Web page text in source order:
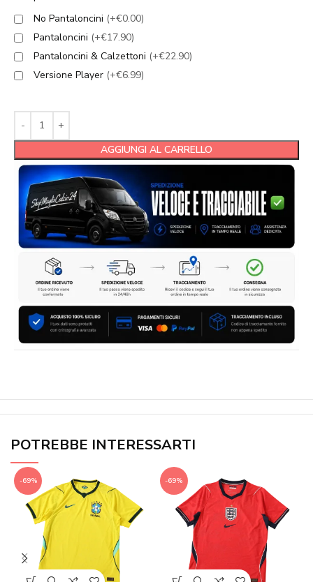
No Pantaloncini (+€0.00)
Pantaloncini (+€17.90)
Pantaloncini & Calzettoni (+€22.90)
Versione Player (+€6.99)
AGGIUNGI AL CARRELLO
POTREBBE INTERESSARTI
-69% -69%